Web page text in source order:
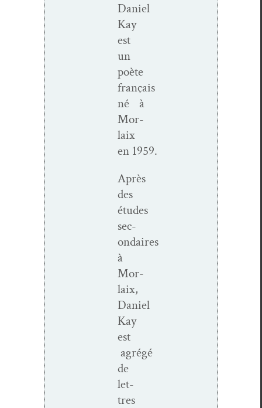
Daniel
Kay
est
un
poète
français
né à
Mor­
laix
en 1959.
Après
des
études
sec­
ondaires
à
Mor­
laix,
Daniel
Kay
est
agrégé
de
let­
tres